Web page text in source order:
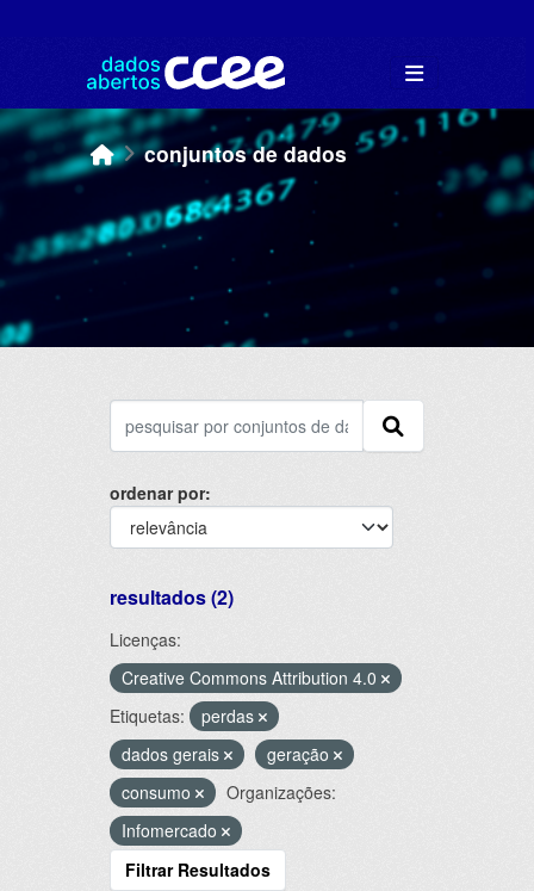
conjuntos de dados
ordenar por
resultados (2)
Licenças:
Creative Commons Attribution 4.0
Etiquetas:
perdas
dados gerais
geração
consumo
Organizações:
Infomercado
Filtrar Resultados